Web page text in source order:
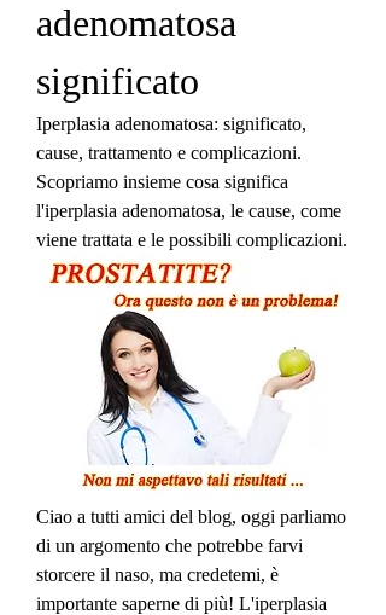
adenomatosa
significato
Iperplasia adenomatosa: significato,
cause, trattamento e complicazioni.
Scopriamo insieme cosa significa
l'iperplasia adenomatosa, le cause, come
viene trattata e le possibili complicazioni.
Ciao a tutti amici del blog, oggi parliamo
di un argomento che potrebbe farvi
storcere il naso, ma credetemi, è
importante saperne di più! L'iperplasia